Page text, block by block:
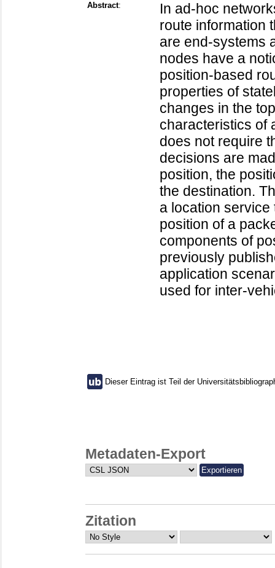
Abstract:
In ad-hoc
route information
are end-systems
nodes have a
position-based
properties of
changes in the
characteristics of
does not require
decisions are
position, the
the destination.
a location
position of a
components of
previously
application
used for inter-
Dieser Eintrag ist Teil der
Metadaten-Export
Zitation